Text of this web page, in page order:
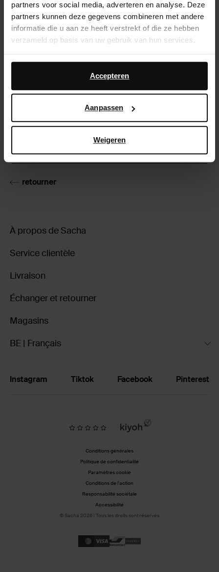
partners voor social media, adverteren en analyse. Deze
partners kunnen deze gegevens combineren met andere
informatie die u aan ze heeft verstrekt of die ze hebben
verzameld op basis van uw gebruik van hun services.
Daarnaast werken wij samen met Google voor
advertentie- en meetdoeleinden. Meer informatie over
hoe Google uw persoonsgegevens gebruikt, vindt u op
Accepteren
Aanpassen
Weigeren
Description du produit
Ces slingbacks couleur bourgogne de Sacha ont des
clous argentés. Les slingbacks plates sont dotées
d'une bout pointu, d'une bride cheville et d'un talon
une doublure en cuir. Entretenez les slingbacks avec
Collonil Clean & Care 200ml.
Détails du produit
Livraison & retour
retourner
À propos de Sacha
Service clientèle
Livraison
Échanger et retourner
Magasins
BE | Français
Instagram Tiktok Facebook Pinterest
Conditions générales
Politique de confidentialité
Paramètres cookie
Conditions de l'action
Responsabilité sociétale
Accessibilité
© Sacha 2026 | Tous les droits sont réservés